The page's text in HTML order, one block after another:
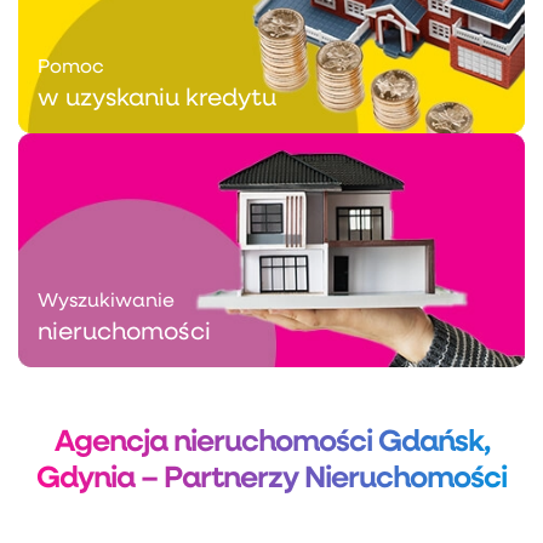
Pomoc
w uzyskaniu kredytu
Wyszukiwanie
nieruchomości
Agencja nieruchomości Gdańsk,
Gdynia – Partnerzy Nieruchomości